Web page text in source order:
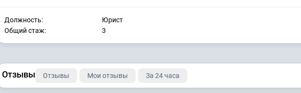
Должность:
Юрист
Общий стаж:
3
Отзывы Отзывы Мои отзывы За 24 часа